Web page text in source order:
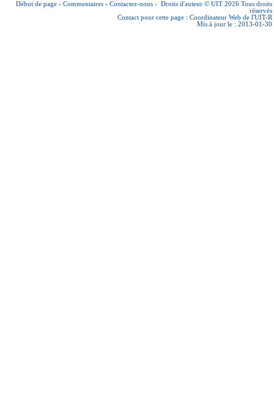
Début de page - Commentaires - Contactez-nous - Droits d'auteur © UIT 2026 Tous droits
réservés
Contact pour cette page : Coordinateur Web de l'UIT-R
Mis à jour le : 2013-01-30